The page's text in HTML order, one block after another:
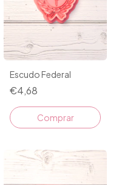
Escudo Federal
€4,68
Comprar